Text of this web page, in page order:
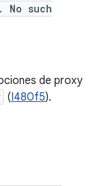
such
de proxy
(I480f5).